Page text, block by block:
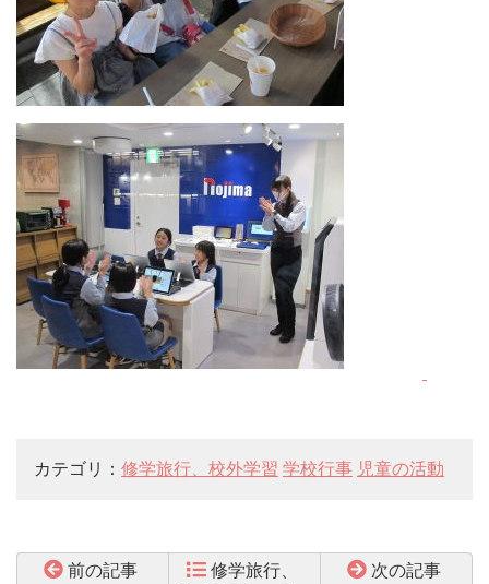
カテゴリ： 修学旅行、校外学習 学校行事 児童の活動
前の記事
修学旅行、
次の記事